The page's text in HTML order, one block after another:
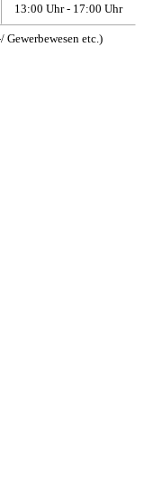
13:00 Uhr - 17:00 Uhr
etc.)